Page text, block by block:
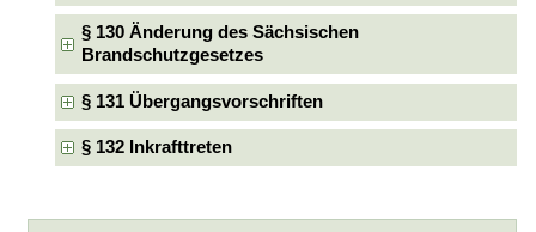
§ 130 Änderung des Sächsischen
Brandschutzgesetzes
§ 131 Übergangsvorschriften
§ 132 Inkrafttreten